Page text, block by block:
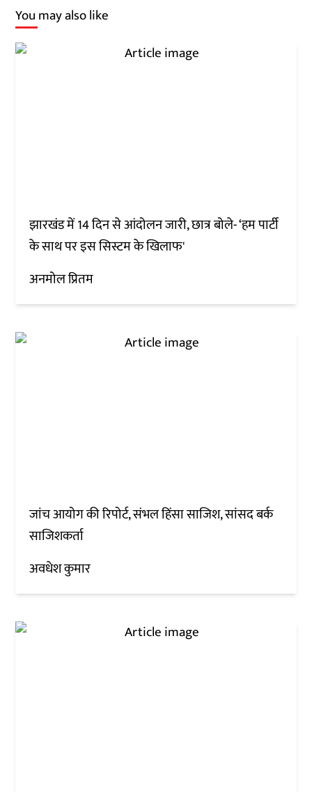
You may also like
झारखंड में 14 दिन से आंदोलन जारी, छात्र बोले- ‘हम पार्टी
के साथ पर इस सिस्टम के खिलाफ'
अनमोल प्रितम
जांच आयोग की रिपोर्ट, संभल हिंसा साजिश, सांसद बर्क
साजिशकर्ता
अवधेश कुमार